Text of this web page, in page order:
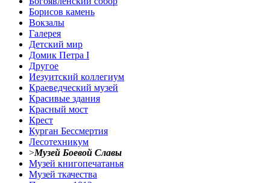
Борисов камень
Вокзалы
Галерея
Детский мир
Домик Петра I
Другое
Иезуитский коллегиум
Краеведческий музей
Красивые здания
Красный мост
Крест
Курган Бессмертия
Лесотехникум
>Музей Боевой Славы
Музей книгопечатанья
Музей ткачества